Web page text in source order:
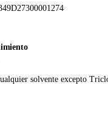
solvente excepto